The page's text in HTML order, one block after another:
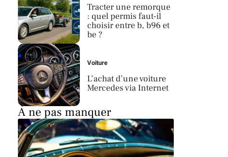
Tracter une remorque
: quel permis faut-il
choisir entre b, b96 et
be ?
Voiture
L’achat d’une voiture
Mercedes via Internet
À ne pas manquer